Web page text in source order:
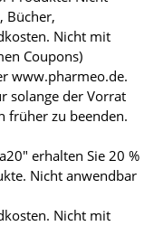
Bücher,
Nicht mit
Coupons)
www.pharmeo.de.
solange der Vorrat
früher zu beenden.
erhalten Sie 20 %
Nicht anwendbar
Nicht mit